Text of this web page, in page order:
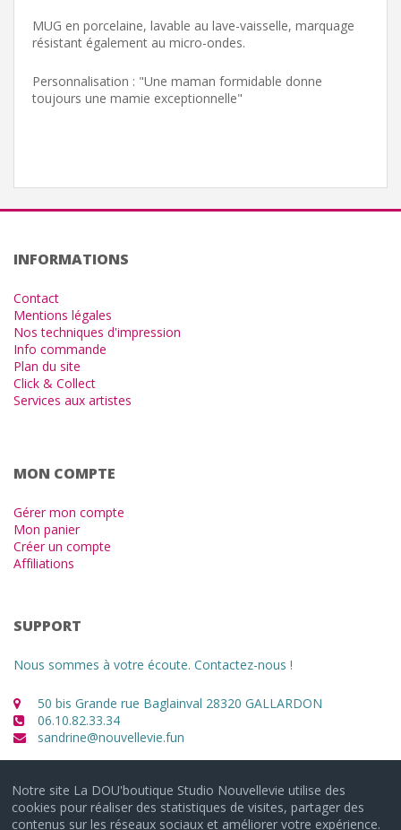
MUG en porcelaine, lavable au lave-vaisselle, marquage
résistant également au micro-ondes.
Personnalisation : "Une maman formidable donne
toujours une mamie exceptionnelle"
INFORMATIONS
Contact
Mentions légales
Nos techniques d'impression
Info commande
Plan du site
Click & Collect
Services aux artistes
MON COMPTE
Gérer mon compte
Mon panier
Créer un compte
Affiliations
SUPPORT
Nous sommes à votre écoute. Contactez-nous !
50 bis Grande rue Baglainval 28320 GALLARDON
06.10.82.33.34
sandrine@nouvellevie.fun
Notre site La DOU'boutique Studio Nouvellevie utilise des
cookies pour réaliser des statistiques de visites, partager des
contenus sur les réseaux sociaux et améliorer votre expérience.